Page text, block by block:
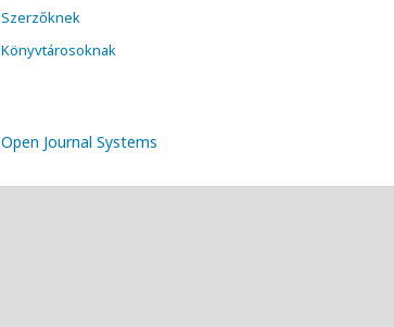
Szerzőknek
Könyvtárosoknak
Open Journal Systems